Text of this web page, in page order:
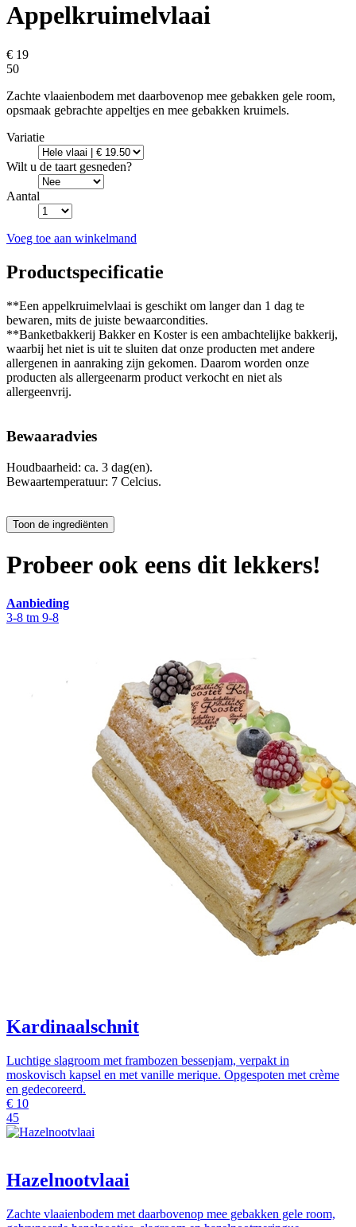
Appelkruimelvlaai
€ 19
50
Zachte vlaaienbodem met daarbovenop mee gebakken gele room,
opsmaak gebrachte appeltjes en mee gebakken kruimels.
Variatie
Wilt u de taart gesneden?
Aantal
Voeg toe aan winkelmand
Productspecificatie
**Een appelkruimelvlaai is geschikt om langer dan 1 dag te
bewaren, mits de juiste bewaarcondities.
**Banketbakkerij Bakker en Koster is een ambachtelijke bakkerij,
waarbij het niet is uit te sluiten dat onze producten met andere
allergenen in aanraking zijn gekomen. Daarom worden onze
producten als allergeenarm product verkocht en niet als
allergeenvrij.
Bewaaradvies
Houdbaarheid: ca. 3 dag(en).
Bewaartemperatuur: 7 Celcius.
Probeer ook eens dit lekkers!
Aanbieding
3-8 tm 9-8
Kardinaalschnit
Luchtige slagroom met frambozen bessenjam, verpakt in
moskovisch kapsel en met vanille merique. Opgespoten met crème
en gedecoreerd.
€ 10
45
Hazelnootvlaai
Zachte vlaaienbodem met daarbovenop mee gebakken gele room,